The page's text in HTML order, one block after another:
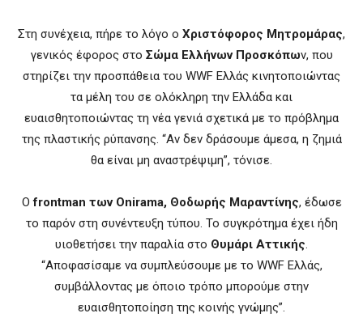
Στη συνέχεια, πήρε το λόγο ο Χριστόφορος Μητρομάρας,
γενικός έφορος στο Σώμα Ελλήνων Προσκόπων, που
στηρίζει την προσπάθεια του WWF Ελλάς κινητοποιώντας
τα μέλη του σε ολόκληρη την Ελλάδα και
ευαισθητοποιώντας τη νέα γενιά σχετικά με το πρόβλημα
της πλαστικής ρύπανσης. “Αν δεν δράσουμε άμεσα, η ζημιά
θα είναι μη αναστρέψιμη”, τόνισε.
Οfrontman των Onirama, Θοδωρής Μαραντίνης, έδωσε
το παρόν στη συνέντευξη τύπου. Το συγκρότημα έχει ήδη
υιοθετήσει την παραλία στο Θυμάρι Αττικής.
“Αποφασίσαμε να συμπλεύσουμε με το WWF Ελλάς,
συμβάλλοντας με όποιο τρόπο μπορούμε στην
ευαισθητοποίηση της κοινής γνώμης”.